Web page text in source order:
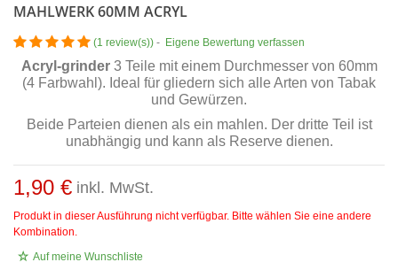
MAHLWERK 60MM ACRYL
(1 review(s)) - Eigene Bewertung verfassen
Acryl-grinder3 Teile mit einem Durchmesser von 60mm
(4 Farbwahl). Ideal für gliedern sich alle Arten von Tabak
und Gewürzen.
Beide Parteien dienen als ein mahlen. Der dritte Teil ist
unabhängig und kann als Reserve dienen.
1,90 € inkl. MwSt.
Produkt in dieser Ausführung nicht verfügbar. Bitte wählen Sie eine andere
Kombination.
Auf meine Wunschliste